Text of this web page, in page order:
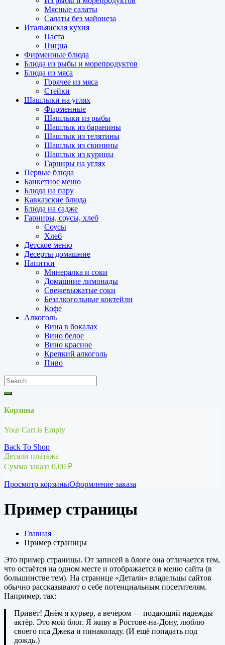
Мясные салаты
Салаты без майонеза
Итальянская кухня
Паста
Пицца
Фирменные блюда
Блюда из рыбы и морепродуктов
Блюда из мяса
Горячее из мяса
Стейки
Шашлыки на углях
Фирменные
Шашлыки из рыбы
Шашлык из баранины
Шашлык из телятины
Шашлык из свинины
Шашлык из курицы
Гарниры на углях
Первые блюда
Банкетное меню
Блюда на пару
Кавказские блюда
Блюда на садже
Гарниры, соусы, хлеб
Соусы
Хлеб
Детское меню
Десерты домашние
Напитки
Минералка и соки
Домашние лимонады
Свежевыжатые соки
Безалкогольные коктейли
Кофе
Алкоголь
Вина в бокалах
Вино белое
Вино красное
Крепкий алкоголь
Пиво
Корзина
Your Cart is Empty
Back To Shop
Детали платежа
Сумма заказа 0,00 ₽
Просмотр корзиныОформление заказа
Пример страницы
Главная
Пример страницы
Это пример страницы. От записей в блоге она отличается тем,
что остаётся на одном месте и отображается в меню сайта (в
большинстве тем). На странице «Детали» владельцы сайтов
обычно рассказывают о себе потенциальным посетителям.
Например, так:
Привет! Днём я курьер, а вечером — подающий надежды
актёр. Это мой блог. Я живу в Ростове-на-Дону, люблю
своего пса Джека и пинаколаду. (И ещё попадать под
дождь.)